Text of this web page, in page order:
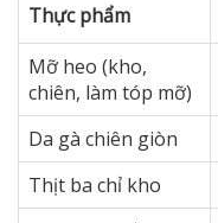
Thực phẩm
Mỡ heo (kho,
chiên, làm tóp mỡ)
Da gà chiên giòn
Thịt ba chỉ kho